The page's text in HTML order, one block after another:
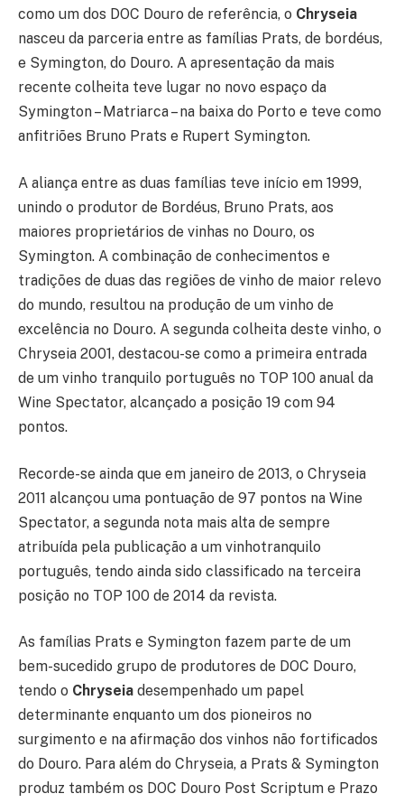
como um dos DOC Douro de referência, o Chryseia
nasceu da parceria entre as famílias Prats, de bordéus,
e Symington, do Douro. A apresentação da mais
recente colheita teve lugar no novo espaço da
Symington – Matriarca – na baixa do Porto e teve como
anfitriões Bruno Prats e Rupert Symington.
A aliança entre as duas famílias teve início em 1999,
unindo o produtor de Bordéus, Bruno Prats, aos
maiores proprietários de vinhas no Douro, os
Symington. A combinação de conhecimentos e
tradições de duas das regiões de vinho de maior relevo
do mundo, resultou na produção de um vinho de
excelência no Douro. A segunda colheita deste vinho, o
Chryseia 2001, destacou-se como a primeira entrada
de um vinho tranquilo português no TOP 100 anual da
Wine Spectator, alcançado a posição 19 com 94
pontos.
Recorde-se ainda que em janeiro de 2013, o Chryseia
2011 alcançou uma pontuação de 97 pontos na Wine
Spectator, a segunda nota mais alta de sempre
atribuída pela publicação a um vinhotranquilo
português, tendo ainda sido classificado na terceira
posição no TOP 100 de 2014 da revista.
As famílias Prats e Symington fazem parte de um
bem-sucedido grupo de produtores de DOC Douro,
tendo o Chryseia desempenhado um papel
determinante enquanto um dos pioneiros no
surgimento e na afirmação dos vinhos não fortificados
do Douro. Para além do Chryseia, a Prats & Symington
produz também os DOC Douro Post Scriptum e Prazo